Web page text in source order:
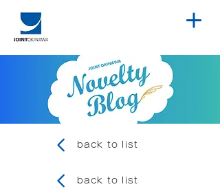
back to list
back to list